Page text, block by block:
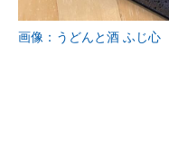
画像：うどんと酒 ふじ心